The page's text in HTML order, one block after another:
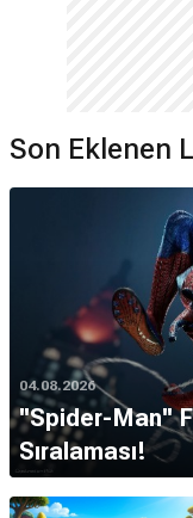
Son Eklenen
04.08.2026
''Spider-Man''
Sıralaması!